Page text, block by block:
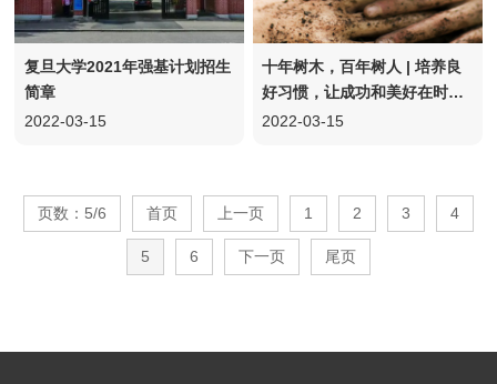
复旦大学2021年强基计划招生
简章
2022-03-15
十年树木，百年树人 | 培养良
好习惯，让成功和美好在时间
里慢慢展现
2022-03-15
页数：5/6 首页 上一页 1 2 3 4
5 6 下一页 尾页